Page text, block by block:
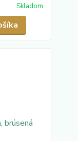
Skladom